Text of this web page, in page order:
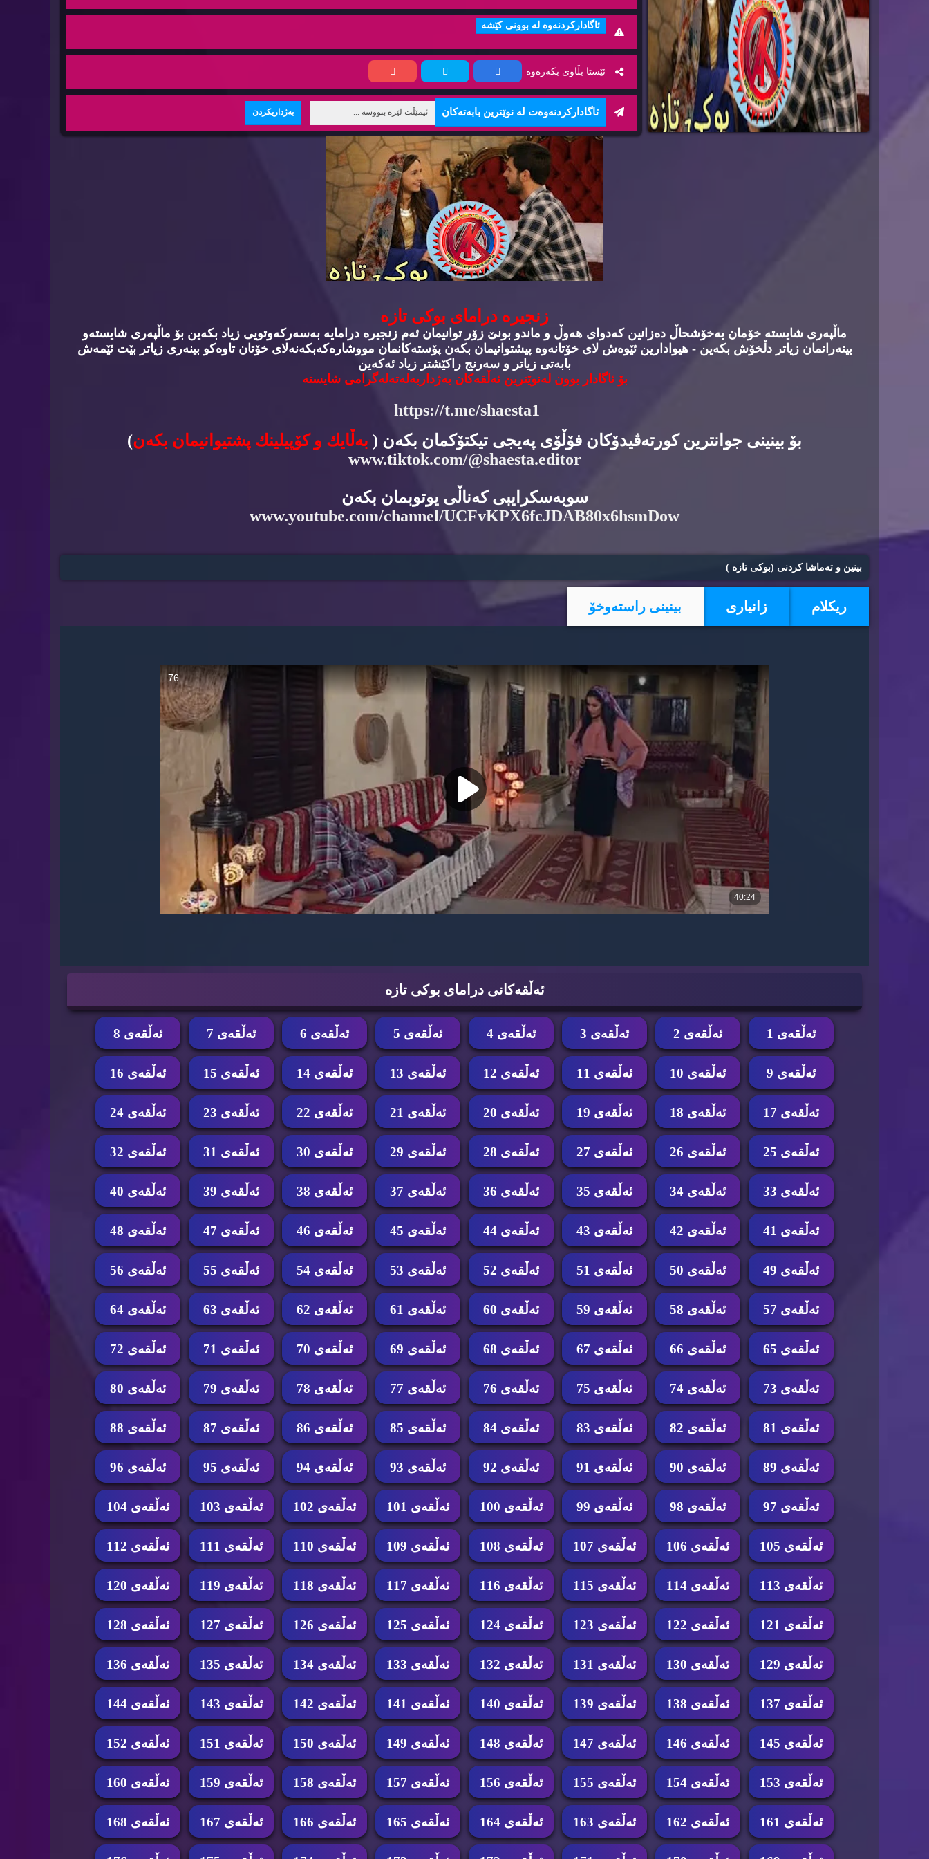
ئاگاداركردنه‌وه‌ له‌ بوونی كێشه‌
ئێستا بڵاوی بكه‌ره‌وه‌
ئاگاداركردنه‌وه‌ت له‌ نوێترین بابه‌ته‌كان
زنجیره‌ درامای بوكی تازه‌
ماڵپه‌ری شایسته‌ خۆمان به‌خۆشحاڵ ده‌زانین كه‌دوای هه‌وڵ و ماندو بونێ زۆر توانیمان ئه‌م زنجیره‌ درامایه‌ به‌سه‌ركه‌وتویی زیاد بكه‌ین بۆ ماڵپه‌ری شایسته‌و
بینه‌رانمان زیاتر دڵخۆش بكه‌ین - هیوادارین ئێوه‌ش لای خۆتانه‌وه‌ پیشتوانیمان بكه‌ن پۆسته‌كانمان مووشاره‌كه‌بكه‌نه‌لای خۆتان تاوه‌كو بینه‌ری زیاتر بێت ئێمه‌ش
بابه‌تی زیاتر و سه‌رنج راكێشتر زیاد ئه‌كه‌ین
بۆ ئاگادار بوون له‌نوێترین ئه‌ڵقه‌كان به‌ژداربه‌له‌ته‌له‌گرامی شایسته‌
https://t.me/shaesta1
بۆ بینینی جوانترین كورته‌ڤیدۆكان فۆڵۆی په‌یجی تیكتۆكمان بكه‌ن ( به‌ڵایك و كۆپیلینك پشتیوانیمان بكه‌ن)
www.tiktok.com/@shaesta.editor
سوبه‌سكرایبی كه‌ناڵی یوتوبمان بكه‌ن
www.youtube.com/channel/UCFvKPX6fcJDAB80x6hsmDow
بینین و ته‌ماشا كردنی (بوكی تازه‌ )
ریكلام زانیاری بینینی راسته‌وخۆ
ئه‌ڵقه‌كانی درامای بوكی تازه‌
ئه‌ڵقه‌ی 1 ئه‌ڵقه‌ی 2 ئه‌ڵقه‌ی 3 ئه‌ڵقه‌ی 4 ئه‌ڵقه‌ی 5 ئه‌ڵقه‌ی 6 ئه‌ڵقه‌ی 7 ئه‌ڵقه‌ی 8
ئه‌ڵقه‌ی 9 ئه‌ڵقه‌ی 10 ئه‌ڵقه‌ی 11 ئه‌ڵقه‌ی 12 ئه‌ڵقه‌ی 13 ئه‌ڵقه‌ی 14 ئه‌ڵقه‌ی 15 ئه‌ڵقه‌ی 16
ئه‌ڵقه‌ی 17 ئه‌ڵقه‌ی 18 ئه‌ڵقه‌ی 19 ئه‌ڵقه‌ی 20 ئه‌ڵقه‌ی 21 ئه‌ڵقه‌ی 22 ئه‌ڵقه‌ی 23 ئه‌ڵقه‌ی 24
ئه‌ڵقه‌ی 25 ئه‌ڵقه‌ی 26 ئه‌ڵقه‌ی 27 ئه‌ڵقه‌ی 28 ئه‌ڵقه‌ی 29 ئه‌ڵقه‌ی 30 ئه‌ڵقه‌ی 31 ئه‌ڵقه‌ی 32
ئه‌ڵقه‌ی 33 ئه‌ڵقه‌ی 34 ئه‌ڵقه‌ی 35 ئه‌ڵقه‌ی 36 ئه‌ڵقه‌ی 37 ئه‌ڵقه‌ی 38 ئه‌ڵقه‌ی 39 ئه‌ڵقه‌ی 40
ئه‌ڵقه‌ی 41 ئه‌ڵقه‌ی 42 ئه‌ڵقه‌ی 43 ئه‌ڵقه‌ی 44 ئه‌ڵقه‌ی 45 ئه‌ڵقه‌ی 46 ئه‌ڵقه‌ی 47 ئه‌ڵقه‌ی 48
ئه‌ڵقه‌ی 49 ئه‌ڵقه‌ی 50 ئه‌ڵقه‌ی 51 ئه‌ڵقه‌ی 52 ئه‌ڵقه‌ی 53 ئه‌ڵقه‌ی 54 ئه‌ڵقه‌ی 55 ئه‌ڵقه‌ی 56
ئه‌ڵقه‌ی 57 ئه‌ڵقه‌ی 58 ئه‌ڵقه‌ی 59 ئه‌ڵقه‌ی 60 ئه‌ڵقه‌ی 61 ئه‌ڵقه‌ی 62 ئه‌ڵقه‌ی 63 ئه‌ڵقه‌ی 64
ئه‌ڵقه‌ی 65 ئه‌ڵقه‌ی 66 ئه‌ڵقه‌ی 67 ئه‌ڵقه‌ی 68 ئه‌ڵقه‌ی 69 ئه‌ڵقه‌ی 70 ئه‌ڵقه‌ی 71 ئه‌ڵقه‌ی 72
ئه‌ڵقه‌ی 73 ئه‌ڵقه‌ی 74 ئه‌ڵقه‌ی 75 ئه‌ڵقه‌ی 76 ئه‌ڵقه‌ی 77 ئه‌ڵقه‌ی 78 ئه‌ڵقه‌ی 79 ئه‌ڵقه‌ی 80
ئه‌ڵقه‌ی 81 ئه‌ڵقه‌ی 82 ئه‌ڵقه‌ی 83 ئه‌ڵقه‌ی 84 ئه‌ڵقه‌ی 85 ئه‌ڵقه‌ی 86 ئه‌ڵقه‌ی 87 ئه‌ڵقه‌ی 88
ئه‌ڵقه‌ی 89 ئه‌ڵقه‌ی 90 ئه‌ڵقه‌ی 91 ئه‌ڵقه‌ی 92 ئه‌ڵقه‌ی 93 ئه‌ڵقه‌ی 94 ئه‌ڵقه‌ی 95 ئه‌ڵقه‌ی 96
ئه‌ڵقه‌ی 97 ئه‌ڵقه‌ی 98 ئه‌ڵقه‌ی 99 ئه‌ڵقه‌ی 100 ئه‌ڵقه‌ی 101 ئه‌ڵقه‌ی 102 ئه‌ڵقه‌ی 103 ئه‌ڵقه‌ی 104
ئه‌ڵقه‌ی 105 ئه‌ڵقه‌ی 106 ئه‌ڵقه‌ی 107 ئه‌ڵقه‌ی 108 ئه‌ڵقه‌ی 109 ئه‌ڵقه‌ی 110 ئه‌ڵقه‌ی 111 ئه‌ڵقه‌ی 112
ئه‌ڵقه‌ی 113 ئه‌ڵقه‌ی 114 ئه‌ڵقه‌ی 115 ئه‌ڵقه‌ی 116 ئه‌ڵقه‌ی 117 ئه‌ڵقه‌ی 118 ئه‌ڵقه‌ی 119 ئه‌ڵقه‌ی 120
ئه‌ڵقه‌ی 121 ئه‌ڵقه‌ی 122 ئه‌ڵقه‌ی 123 ئه‌ڵقه‌ی 124 ئه‌ڵقه‌ی 125 ئه‌ڵقه‌ی 126 ئه‌ڵقه‌ی 127 ئه‌ڵقه‌ی 128
ئه‌ڵقه‌ی 129 ئه‌ڵقه‌ی 130 ئه‌ڵقه‌ی 131 ئه‌ڵقه‌ی 132 ئه‌ڵقه‌ی 133 ئه‌ڵقه‌ی 134 ئه‌ڵقه‌ی 135 ئه‌ڵقه‌ی 136
ئه‌ڵقه‌ی 137 ئه‌ڵقه‌ی 138 ئه‌ڵقه‌ی 139 ئه‌ڵقه‌ی 140 ئه‌ڵقه‌ی 141 ئه‌ڵقه‌ی 142 ئه‌ڵقه‌ی 143 ئه‌ڵقه‌ی 144
ئه‌ڵقه‌ی 145 ئه‌ڵقه‌ی 146 ئه‌ڵقه‌ی 147 ئه‌ڵقه‌ی 148 ئه‌ڵقه‌ی 149 ئه‌ڵقه‌ی 150 ئه‌ڵقه‌ی 151 ئه‌ڵقه‌ی 152
ئه‌ڵقه‌ی 153 ئه‌ڵقه‌ی 154 ئه‌ڵقه‌ی 155 ئه‌ڵقه‌ی 156 ئه‌ڵقه‌ی 157 ئه‌ڵقه‌ی 158 ئه‌ڵقه‌ی 159 ئه‌ڵقه‌ی 160
ئه‌ڵقه‌ی 161 ئه‌ڵقه‌ی 162 ئه‌ڵقه‌ی 163 ئه‌ڵقه‌ی 164 ئه‌ڵقه‌ی 165 ئه‌ڵقه‌ی 166 ئه‌ڵقه‌ی 167 ئه‌ڵقه‌ی 168